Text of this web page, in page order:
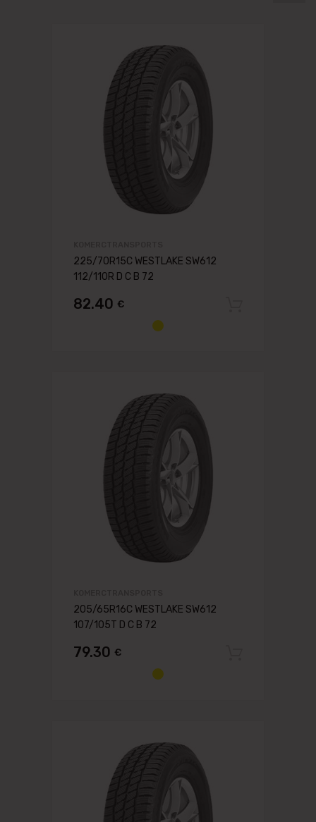
225/70R15C WESTLAKE SW612
112/110R D C B 72
82.40 €
205/65R16C WESTLAKE SW612
107/105T D C B 72
79.30 €